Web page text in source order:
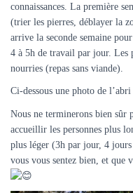
connaissances. La première
(trier les pierres, déblayer la
arrive la seconde semaine
4 à 5h de travail par jour. Les
nourries (repas sans viande).
Ci-dessous une photo de
Nous ne terminerons bien sûr
accueillir les personnes plus
plus léger (3h par jour, 4
vous vous sentez bien, et que